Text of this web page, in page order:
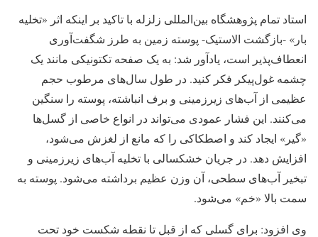
استاد تمام پژوهشگاه بین‌المللی زلزله با تاکید بر اینکه اثر «تخلیه
بار» -بازگشت الاستیک- پوسته زمین به طرز شگفت‌آوری
انعطاف‌پذیر است، یادآور شد: به یک صفحه تکتونیکی مانند یک
چشمه غول‌پیکر فکر کنید. در طول سال‌های مرطوب حجم
عظیمی از آب‌های زیرزمینی و برف انباشته، پوسته را سنگین
می‌کنند. این فشار عمودی می‌تواند در انواع خاصی از گسل‌ها
«گیر» ایجاد کند و اصطکاکی را که مانع از لغزش می‌شود،
افزایش دهد. در جریان خشکسالی با تخلیه آب‌های زیرزمینی و
تبخیر آب‌های سطحی، آن وزن عظیم برداشته می‌شود. پوسته به
سمت بالا «خم» می‌شود.
وی افزود: برای گسلی که از قبل تا نقطه شکست خود تحت